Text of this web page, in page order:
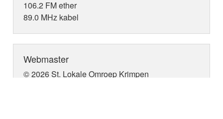
106.2 FM ether
89.0 MHz kabel
Webmaster
© 2026 St. Lokale Omroep Krimpen